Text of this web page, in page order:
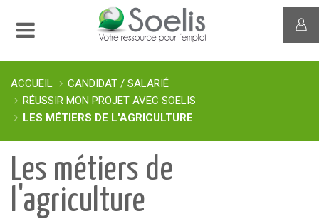
ACCUEIL
CANDIDAT / SALARIÉ
RÉUSSIR MON PROJET AVEC SOELIS
LES MÉTIERS DE L'AGRICULTURE
Les métiers de
l'agriculture